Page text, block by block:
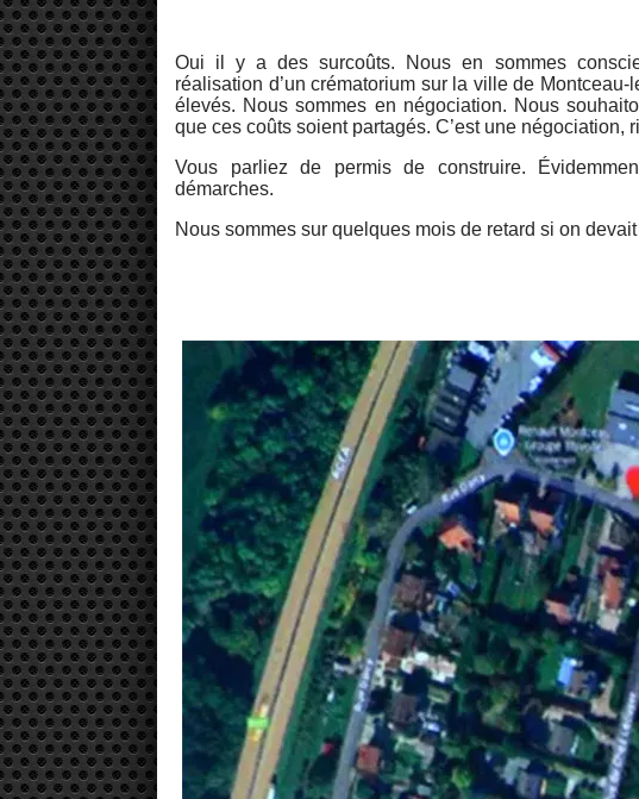
Oui il y a des surcoûts. Nous en sommes
réalisation d’un crématorium sur la ville de
élevés. Nous sommes en négociation. Nous
que ces coûts soient partagés. C’est une négociation,
Vous parliez de permis de construire.
démarches.
Nous sommes sur quelques mois de retard si on